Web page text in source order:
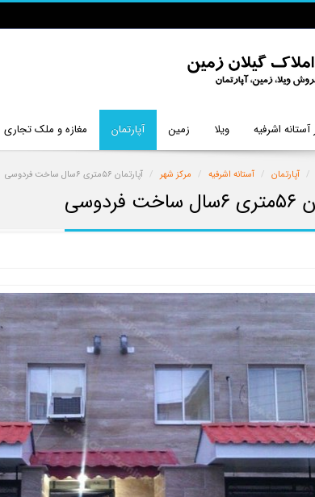
اشرفیه ویلا زمین آپارتمان مغازه و ملک تجاری
آپارتمان آستانه اشرفیه مرکز شهر آپارتمان ۵۶متری ۶سال ساخت فردوسی